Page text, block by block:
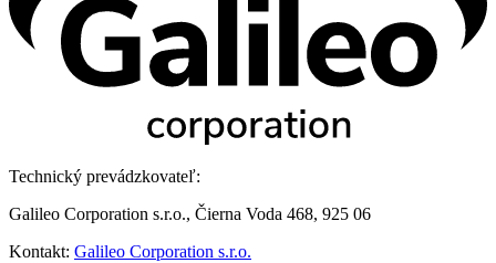
Technický prevádzkovateľ:
Galileo Corporation s.r.o., Čierna Voda 468, 925 06
Kontakt: Galileo Corporation s.r.o.